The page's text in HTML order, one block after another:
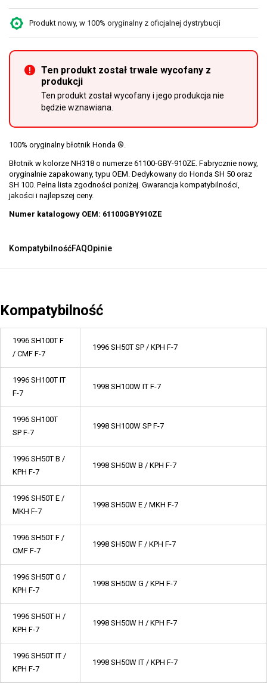
Produkt nowy, w 100% oryginalny z oficjalnej dystrybucji
Ten produkt został trwale wycofany z
produkcji
Ten produkt został wycofany i jego produkcja nie
będzie wznawiana.
100% oryginalny błotnik Honda ®.
Błotnik w kolorze NH318 o numerze 61100-GBY-910ZE. Fabrycznie nowy,
oryginalnie zapakowany, typu OEM. Dedykowany do Honda SH 50 oraz
SH 100. Pełna lista zgodności poniżej. Gwarancja kompatybilności,
jakości i najlepszej ceny.
Numer katalogowy OEM: 61100GBY910ZE
KompatybilnośćFAQOpinie
Kompatybilność
1996 SH100T F
/ CMF F-7
1996 SH50T SP / KPH F-7
1996 SH100T IT
F-7
1998 SH100W IT F-7
1996 SH100T
SP F-7
1998 SH100W SP F-7
1996 SH50T B /
KPH F-7
1998 SH50W B / KPH F-7
1996 SH50T E /
MKH F-7
1998 SH50W E / MKH F-7
1996 SH50T F /
CMF F-7
1998 SH50W F / KPH F-7
1996 SH50T G /
KPH F-7
1998 SH50W G / KPH F-7
1996 SH50T H /
KPH F-7
1998 SH50W H / KPH F-7
1996 SH50T IT /
KPH F-7
1998 SH50W IT / KPH F-7